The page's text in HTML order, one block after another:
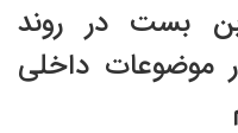
بن بست در روند
موضوعات داخلی